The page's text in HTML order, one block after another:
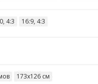
4:3
16:9, 4:3
173х126 см